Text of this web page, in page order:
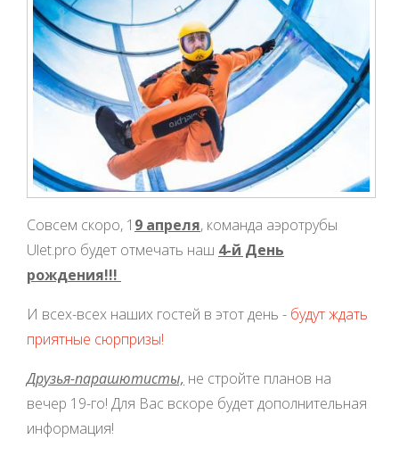
Совсем скоро, 1 9 апреля, команда аэротрубы
Ulet.pro будет отмечать наш 4-й День
рождения!!!
И всех-всех наших гостей в этот день - будут ждать
приятные сюрпризы!
Друзья-парашютисты, не стройте планов на
вечер 19-го! Для Вас вскоре будет дополнительная
информация!